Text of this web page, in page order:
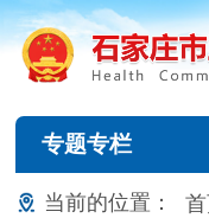
专题专栏
当前的位置：